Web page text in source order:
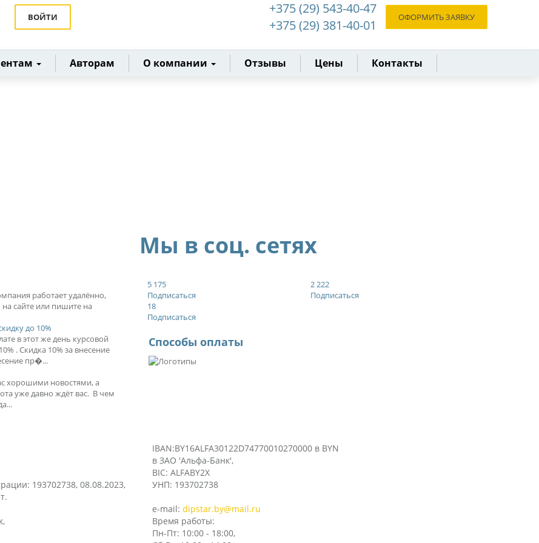
ВОЙТИ
+375 (29) 543-40-47
+375 (29) 381-40-01
ОФОРМИТЬ ЗАЯВКУ
Авторам О компании Отзывы Цены Контакты
работает удалённо,
сайте или пишите на
до 10%
в этот же день курсовой
. Скидка 10% за внесение
пр�...
хорошими новостями, а
уже давно ждёт вас. В чем
Мы в соц. сетях
5 175
Подписаться
2 222
Подписаться
18
Подписаться
Способы оплаты
193702738, 08.08.2023,
IBAN:BY16ALFA30122D74770010270000 в BYN
в ЗАО 'Альфа-Банк',
BIC: ALFABY2X
УНП: 193702738
e-mail: dipstar.by@mail.ru
Время работы:
Пн-Пт: 10:00 - 18:00,